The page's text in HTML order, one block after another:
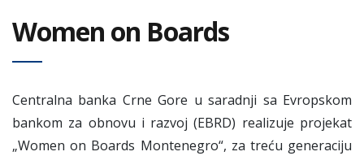
Women on Boards
Centralna banka Crne Gore u saradnji sa Evropskom
bankom za obnovu i razvoj (EBRD) realizuje projekat
„Women on Boards Montenegro“, za treću generaciju